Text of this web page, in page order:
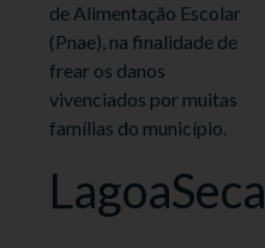
de Alimentação Escolar
(Pnae), na finalidade de
frear os danos
vivenciados por muitas
famílias do município.
LagoaSeca